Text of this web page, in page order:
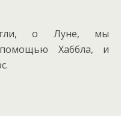
о Луне, мы
Хаббла, и